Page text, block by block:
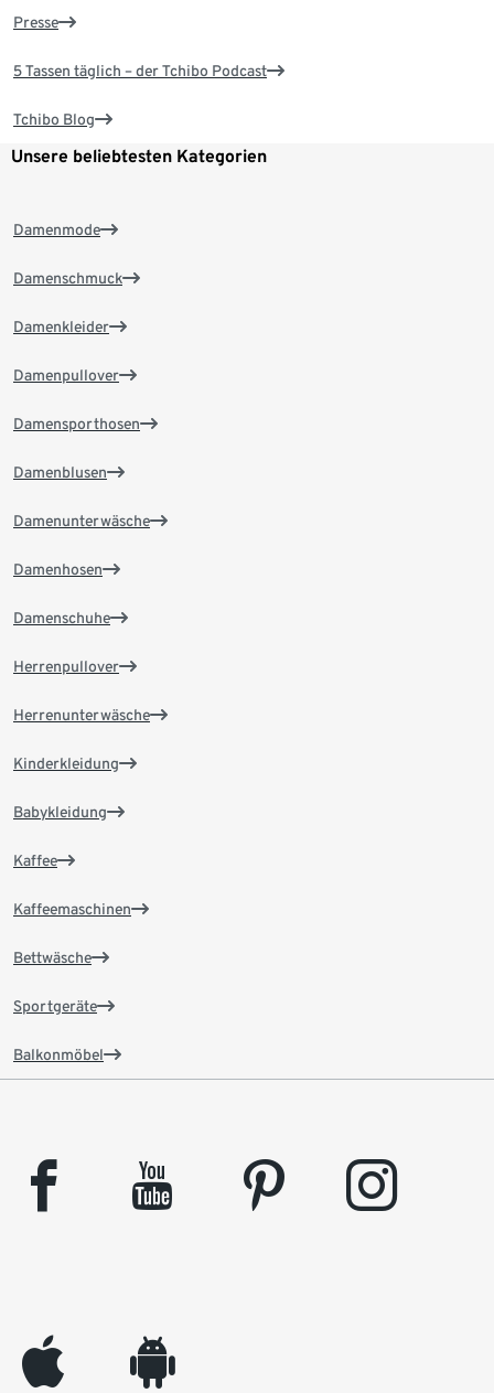
Presse
5 Tassen täglich – der Tchibo Podcast
Tchibo Blog
Unsere beliebtesten Kategorien
Damenmode
Damenschmuck
Damenkleider
Damenpullover
Damensporthosen
Damenblusen
Damenunterwäsche
Damenhosen
Damenschuhe
Herrenpullover
Herrenunterwäsche
Kinderkleidung
Babykleidung
Kaffee
Kaffeemaschinen
Bettwäsche
Sportgeräte
Balkonmöbel
facebook youtube pinterest instagram
appleinc android